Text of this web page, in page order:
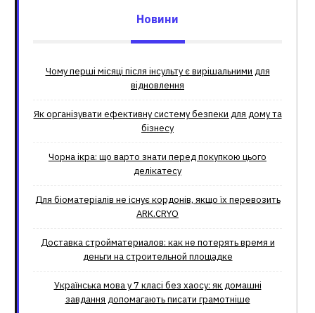
Новини
Чому перші місяці після інсульту є вирішальними для
відновлення
Як організувати ефективну систему безпеки для дому та
бізнесу
Чорна ікра: що варто знати перед покупкою цього
делікатесу
Для біоматеріалів не існує кордонів, якщо їх перевозить
ARK.CRYO
Доставка стройматериалов: как не потерять время и
деньги на строительной площадке
Українська мова у 7 класі без хаосу: як домашні
завдання допомагають писати грамотніше